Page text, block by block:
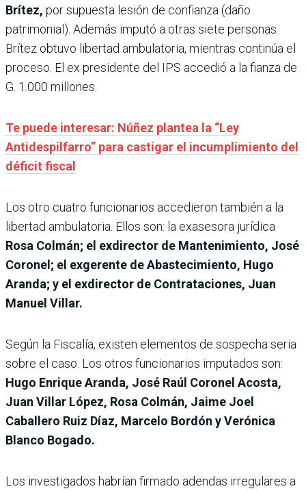
Brítez, por supuesta lesión de confianza (daño
patrimonial). Además imputó a otras siete personas.
Brítez obtuvo libertad ambulatoria, mientras continúa el
proceso. El ex presidente del IPS accedió a la fianza de
G. 1.000 millones.
Te puede interesar: Núñez plantea la “Ley
Antidespilfarro” para castigar el incumplimiento del
déficit fiscal
Los otro cuatro funcionarios accedieron también a la
libertad ambulatoria. Ellos son: la exasesora jurídica
Rosa Colmán; el exdirector de Mantenimiento, José
Coronel; el exgerente de Abastecimiento, Hugo
Aranda; y el exdirector de Contrataciones, Juan
Manuel Villar.
Según la Fiscalía, existen elementos de sospecha seria
sobre el caso. Los otros funcionarios imputados son:
Hugo Enrique Aranda, José Raúl Coronel Acosta,
Juan Villar López, Rosa Colmán, Jaime Joel
Caballero Ruiz Díaz, Marcelo Bordón y Verónica
Blanco Bogado.
Los investigados habrían firmado adendas irregulares a